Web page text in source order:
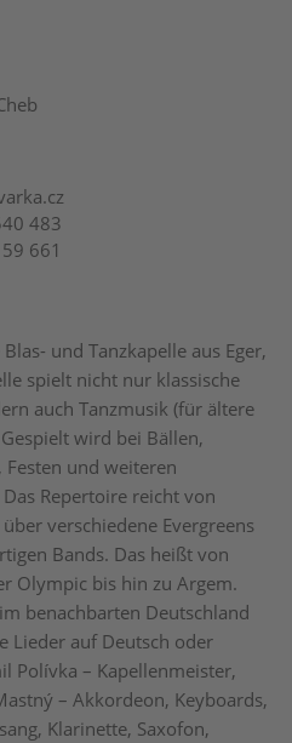
und Tanzkapelle aus Eger,
spielt nicht nur klassische
auch Tanzmusik (für ältere
wird bei Bällen,
und weiteren
Repertoire reicht von
verschiedene Evergreens
Bands. Das heißt von
Olympic bis hin zu Argem.
benachbarten Deutschland
Lieder auf Deutsch oder
Polívka – Kapellenmeister,
– Akkordeon, Keyboards,
Klarinette, Saxofon,
483
661